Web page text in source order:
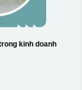
kinh doanh